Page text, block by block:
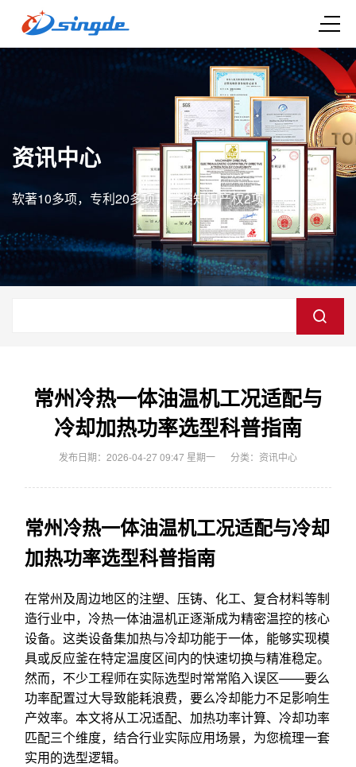
资讯中心
软著10多项，专利20多项，一类知识产权2项
常州冷热一体油温机工况适配与
冷却加热功率选型科普指南
发布日期：2026-04-27 09:47 星期一 分类： 资讯中心
常州冷热一体油温机工况适配与冷却
加热功率选型科普指南
在常州及周边地区的注塑、压铸、化工、复合材料等制
造行业中，冷热一体油温机正逐渐成为精密温控的核心
设备。这类设备集加热与冷却功能于一体，能够实现模
具或反应釜在特定温度区间内的快速切换与精准稳定。
然而，不少工程师在实际选型时常常陷入误区——要么
功率配置过大导致能耗浪费，要么冷却能力不足影响生
产效率。本文将从工况适配、加热功率计算、冷却功率
匹配三个维度，结合行业实际应用场景，为您梳理一套
实用的选型逻辑。